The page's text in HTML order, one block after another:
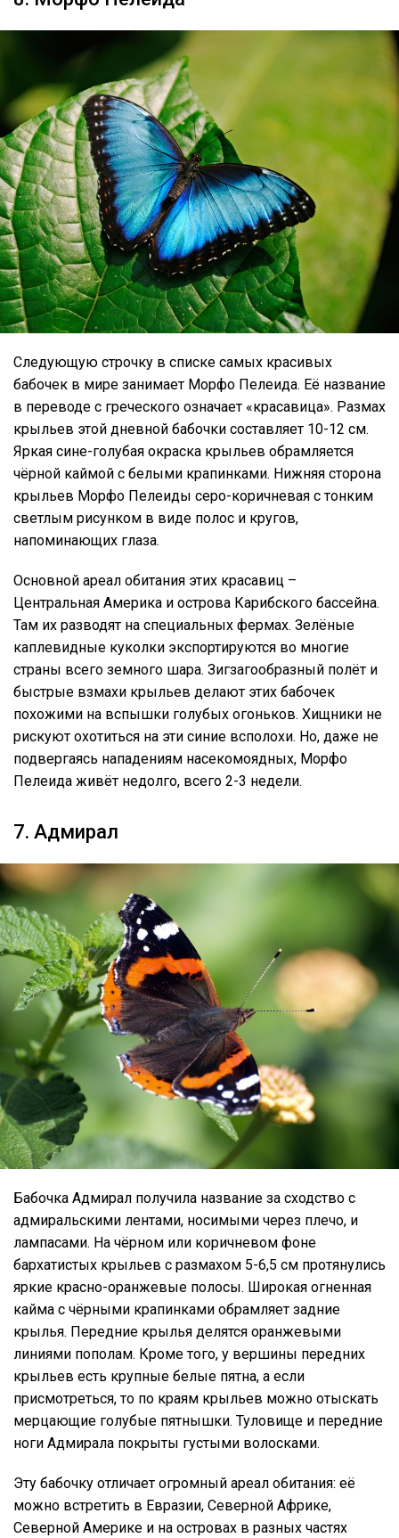
Следующую строчку в списке самых красивых
бабочек в мире занимает Морфо Пелеида. Её название
в переводе с греческого означает «красавица». Размах
крыльев этой дневной бабочки составляет 10-12 см.
Яркая сине-голубая окраска крыльев обрамляется
чёрной каймой с белыми крапинками. Нижняя сторона
крыльев Морфо Пелеиды серо-коричневая с тонким
светлым рисунком в виде полос и кругов,
напоминающих глаза.
Основной ареал обитания этих красавиц –
Центральная Америка и острова Карибского бассейна.
Там их разводят на специальных фермах. Зелёные
каплевидные куколки экспортируются во многие
страны всего земного шара. Зигзагообразный полёт и
быстрые взмахи крыльев делают этих бабочек
похожими на вспышки голубых огоньков. Хищники не
рискуют охотиться на эти синие всполохи. Но, даже не
подвергаясь нападениям насекомоядных, Морфо
Пелеида живёт недолго, всего 2-3 недели.
7. Адмирал
Бабочка Адмирал получила название за сходство с
адмиральскими лентами, носимыми через плечо, и
лампасами. На чёрном или коричневом фоне
бархатистых крыльев с размахом 5-6,5 см протянулись
яркие красно-оранжевые полосы. Широкая огненная
кайма с чёрными крапинками обрамляет задние
крылья. Передние крылья делятся оранжевыми
линиями пополам. Кроме того, у вершины передних
крыльев есть крупные белые пятна, а если
присмотреться, то по краям крыльев можно отыскать
мерцающие голубые пятнышки. Туловище и передние
ноги Адмирала покрыты густыми волосками.
Эту бабочку отличает огромный ареал обитания: её
можно встретить в Евразии, Северной Африке,
Северной Америке и на островах в разных частях